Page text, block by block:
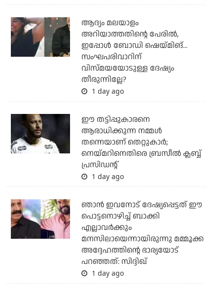
ആദ്യം മലയാളം
അറിയാത്തതിന്റെ പേരില്‍,
ഇപ്പോള്‍ ബോഡി ഷെയ്മിങ്...
സംഘപരിവാറിന്
വിസ്മയയോടുള്ള ദേഷ്യം
തീരുന്നില്ലേ?
1 day ago
ഈ തട്ടിപ്പുകാരനെ
ആരാധിക്കുന്ന നമ്മള്‍
തന്നെയാണ് തെറ്റുകാര്‍;
നെയ്മറിനെതിരെ ബ്രസീല്‍ ക്ലബ്ബ്
പ്രസിഡന്റ്
1 day ago
ഞാന്‍ ഇവനോട് ദേഷ്യപ്പെട്ടത് ഈ
പൊട്ടനൊഴിച്ച് ബാക്കി
എല്ലാവര്‍ക്കും
മനസിലായെന്നായിരുന്നു മമ്മൂക്ക
അദ്ദേഹത്തിന്റെ ഭാര്യയോട്
പറഞ്ഞത്: സിദ്ദിഖ്
1 day ago